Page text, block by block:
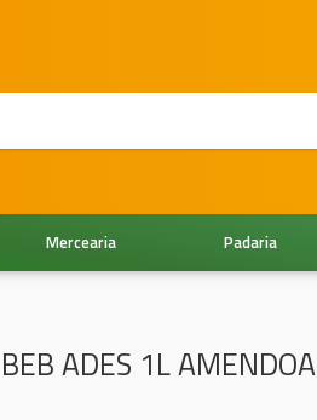
Padaria
Mercearia
BEB ADES 1L AMENDOA